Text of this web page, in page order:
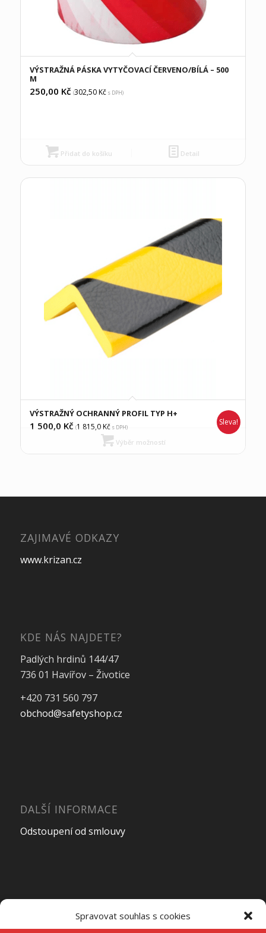
Spravovat souhlas s cookies
VÝSTRAŽNÁ PÁSKA VYTYČOVACÍ ČERVENO/BÍLÁ – 500
M
250,00 Kč (302,50Kčs DPH)
Přidat do košíku Detail
VÝSTRAŽNÝ OCHRANNÝ PROFIL TYP H+
1 500,0 Kč (1 815,0Kčs DPH)
Sleva!
Výběr možností
ZAJIMAVÉ ODKAZY
www.krizan.cz
KDE NÁS NAJDETE?
Padlých hrdinů 144/47
736 01 Havířov – Životice
+420 731 560 797
obchod@safetyshop.cz
DALŠÍ INFORMACE
Odstoupení od smlouvy